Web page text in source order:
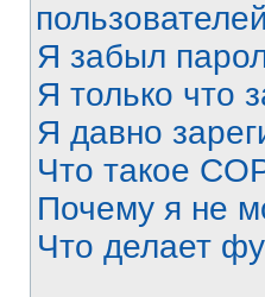
Я забыл
Я только что
Я давно
Что такое
Почему я не
Что делает